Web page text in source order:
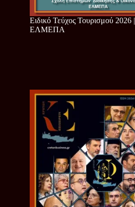
Ειδικό Τεύχος Τουρισμού 2026 |
ΕΛΜΕΠΑ